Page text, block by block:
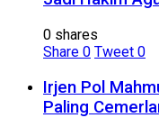
0 shares
Share 0 Tweet 0
Irjen Pol
Paling